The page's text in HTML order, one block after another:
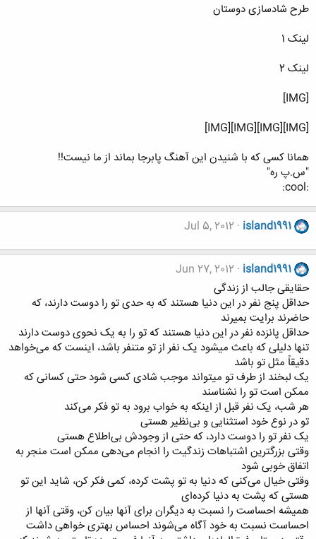
طرح شادسازی دوستان
لینک 1
لینک 2
[IMG]
[IMG][IMG][IMG][IMG]
همانا کسی که با شنیدن این آهنگ پابرجا بماند از ما نیست!!
"س.پ ره"
:cool:
island1991
Jul 5, 2012
island1991
Jun 27, 2012
حقایقی جالب از زندگی
حداقل پنج نفر در این دنیا هستند که به حدی تو را دوست دارند، که
حاضرند برایت بمیرند
حداقل پانزده نفر در این دنیا هستند که تو را به یک نحوی دوست دارند
تنها دلیلی که باعث میشود یک نفر از تو متنفر باشد، اینست که می‌خواهد
دقیقاً مثل تو باشد
یک لبخند از طرف تو میتواند موجب شادی کسی شود حتی کسانی که
ممکن است تو را نشناسند
هر شب، یک نفر قبل از اینکه به خواب برود به تو فکر می‌کند
تو در نوع خود استثنایی و بی‌نظیر هستی
یک نفر تو را دوست دارد، که حتی از وجودش بی‌اطلاع هستی
وقتی بزرگترین اشتباهات زندگیت را انجام می‌دهی ممکن است منجر به
اتفاق خوبی شود
وقتی خیال می‌کنی که دنیا به تو پشت کرده، کمی فکر کن، شاید این تو
هستی که پشت به دنیا کرده‌ای
همیشه احساست را نسبت به دیگران برای آنها بیان کن، وقتی آنها از
احساست نسبت به خود آگاه می‌شوند احساس بهتری خواهی داشت